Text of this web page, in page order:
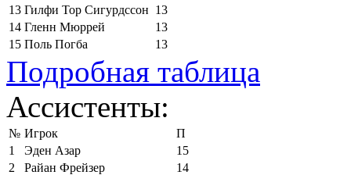
13 Гилфи Тор Сигурдссон 13
14 Гленн Мюррей
13
15 Поль Погба 13
Подробная таблица
Ассистенты:
№ Игрок
П
1
Эден Азар
15
2
Райан Фрейзер
14